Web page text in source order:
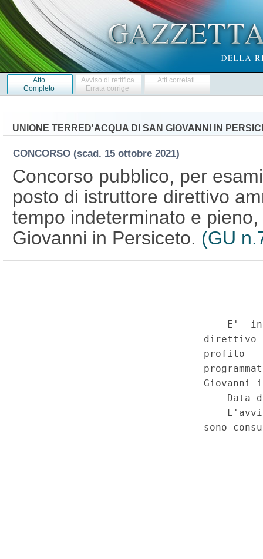
Atto
Completo
Avviso di rettifica
Errata corrige
Atti correlati
UNIONE TERRED'ACQUA DI SAN GIOVANNI IN
CONCORSO (scad. 15 ottobre 2021)
Concorso pubblico, per
posto di istruttore direttivo
tempo indeterminato e
Giovanni in Persiceto. (GU